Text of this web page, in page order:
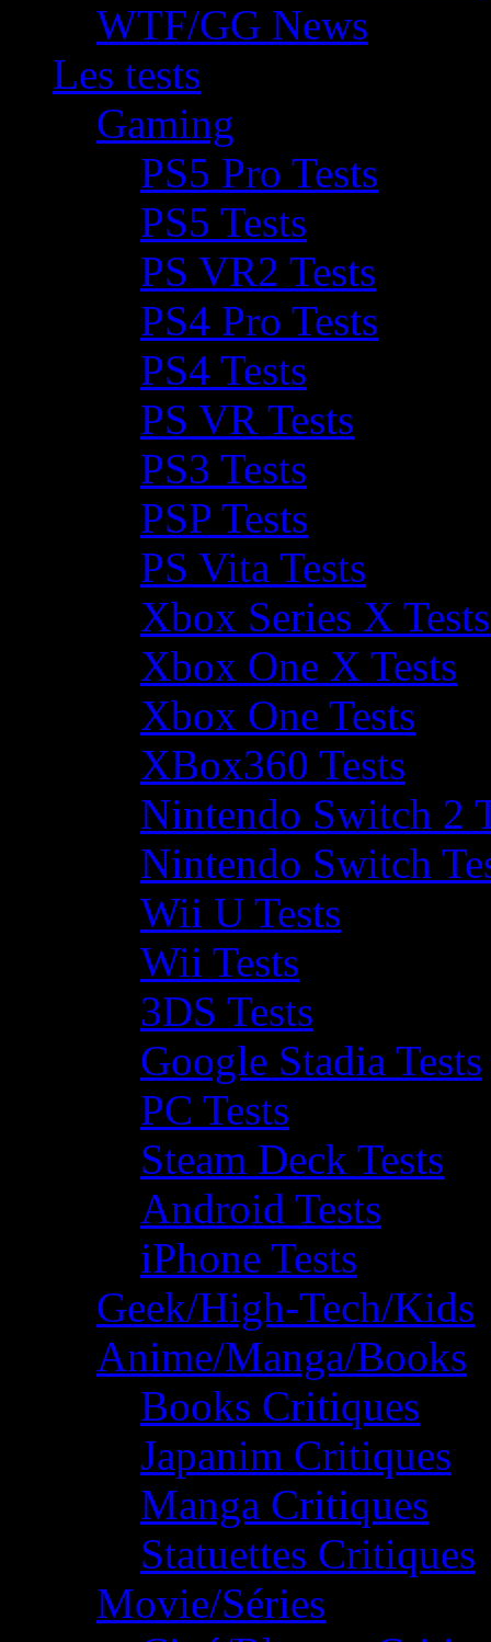
WTF/GG News
Les tests
Gaming
PS5 Pro Tests
PS5 Tests
PS VR2 Tests
PS4 Pro Tests
PS4 Tests
PS VR Tests
PS3 Tests
PSP Tests
PS Vita Tests
Xbox Series X Tests
Xbox One X Tests
Xbox One Tests
XBox360 Tests
Nintendo Switch 2
Nintendo Switch
Wii U Tests
Wii Tests
3DS Tests
Google Stadia Tests
PC Tests
Steam Deck Tests
Android Tests
iPhone Tests
Geek/High-Tech/Kids
Anime/Manga/Books
Books Critiques
Japanim Critiques
Manga Critiques
Statuettes Critiques
Movie/Séries